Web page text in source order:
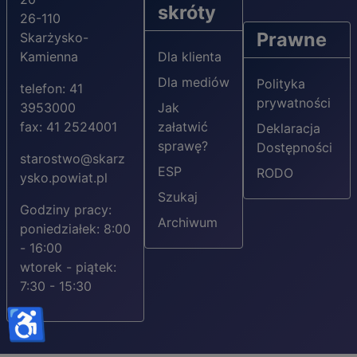
26-110
Skarżysko-
Kamienna
telefon: 41
3953000
fax: 41 2524001
starostwo@skarz
ysko.powiat.pl
Godziny pracy:
poniedziałek: 8:00
- 16:00
wtorek - piątek:
7:30 - 15:30
skróty
Dla klienta
Dla mediów
Jak
załatwić
sprawę?
ESP
Szukaj
Archiwum
Prawne
Polityka
prywatności
Deklaracja
Dostępności
RODO